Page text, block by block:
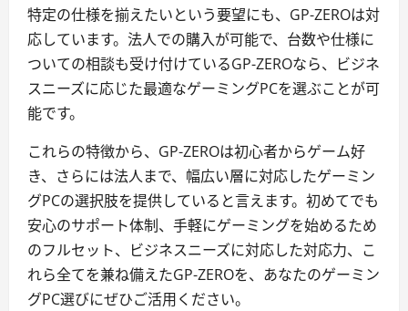
特定の仕様を揃えたいという要望にも、GP-ZEROは対
応しています。法人での購入が可能で、台数や仕様に
ついての相談も受け付けているGP-ZEROなら、ビジネ
スニーズに応じた最適なゲーミングPCを選ぶことが可
能です。
これらの特徴から、GP-ZEROは初心者からゲーム好
き、さらには法人まで、幅広い層に対応したゲーミン
グPCの選択肢を提供していると言えます。初めてでも
安心のサポート体制、手軽にゲーミングを始めるため
のフルセット、ビジネスニーズに対応した対応力、こ
れら全てを兼ね備えたGP-ZEROを、あなたのゲーミン
グPC選びにぜひご活用ください。